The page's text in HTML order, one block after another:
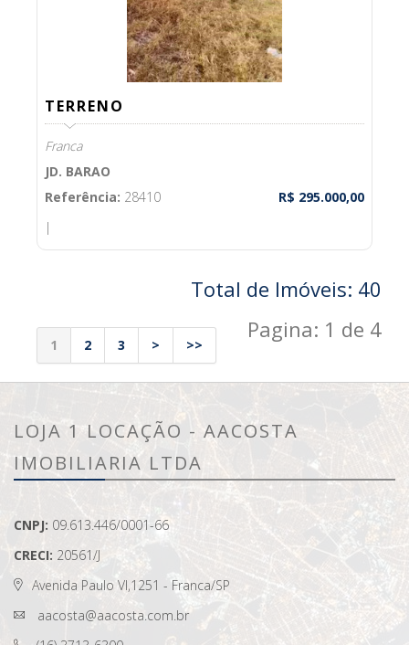
TERRENO
Franca
JD. BARAO
Referência: 28410
R$ 295.000,00
|
Total de Imóveis: 40
Pagina: 1 de 4
1 2 3 > >>
LOJA 1 LOCAÇÃO - AACOSTA
IMOBILIARIA LTDA
CNPJ: 09.613.446/0001-66
CRECI: 20561/J
Avenida Paulo VI,1251 - Franca/SP
aacosta@aacosta.com.br